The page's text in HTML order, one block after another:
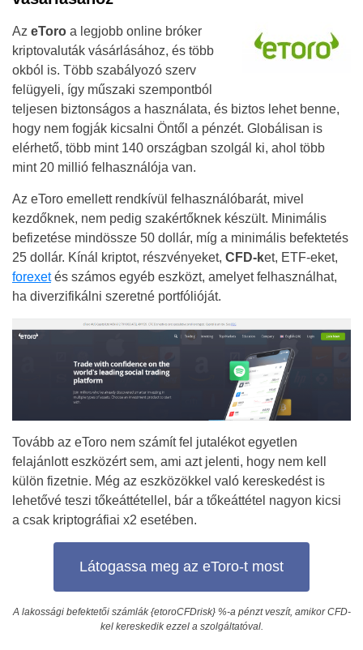
Az eToro a legjobb online bróker
kriptovaluták vásárlásához, és több
okból is. Több szabályozó szerv
felügyeli, így műszaki szempontból
teljesen biztonságos a használata, és biztos lehet benne,
hogy nem fogják kicsalni Öntől a pénzét. Globálisan is
elérhető, több mint 140 országban szolgál ki, ahol több
mint 20 millió felhasználója van.
Az eToro emellett rendkívül felhasználóbarát, mivel
kezdőknek, nem pedig szakértőknek készült. Minimális
befizetése mindössze 50 dollár, míg a minimális befektetés
25 dollár. Kínál kriptot, részvényeket, CFD-ket, ETF-eket,
forexetés számos egyéb eszközt, amelyet felhasználhat,
ha diverzifikálni szeretné portfólióját.
Tovább az eToro nem számít fel jutalékot egyetlen
felajánlott eszközért sem, ami azt jelenti, hogy nem kell
külön fizetnie. Még az eszközökkel való kereskedést is
lehetővé teszi tőkeáttétellel, bár a tőkeáttétel nagyon kicsi
a csak kriptográfiai x2 esetében.
Látogassa meg az eToro-t most
A lakossági befektetői számlák {etoroCFDrisk} %-a pénzt veszít, amikor CFD-
kel kereskedik ezzel a szolgáltatóval.